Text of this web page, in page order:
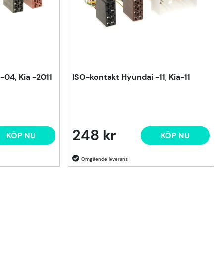
Kia -2011
KÖP NU
ISO-kontakt Hyundai -11, Kia-11
248 kr KÖP NU